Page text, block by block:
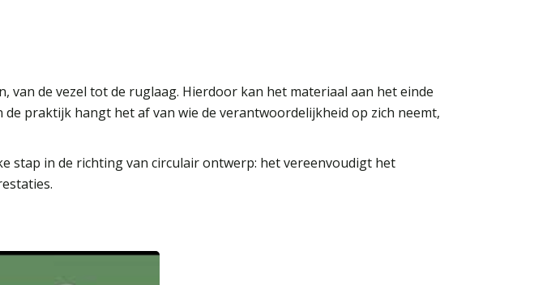
van de vezel tot de ruglaag. Hierdoor kan het materiaal aan het einde
praktijk hangt het af van wie de verantwoordelijkheid op zich neemt,
stap in de richting van circulair ontwerp: het vereenvoudigt het